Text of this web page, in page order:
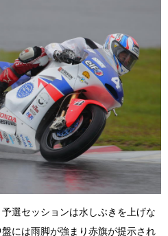
選セッションは水しぶきを上げな
には雨脚が強まり赤旗が提示され